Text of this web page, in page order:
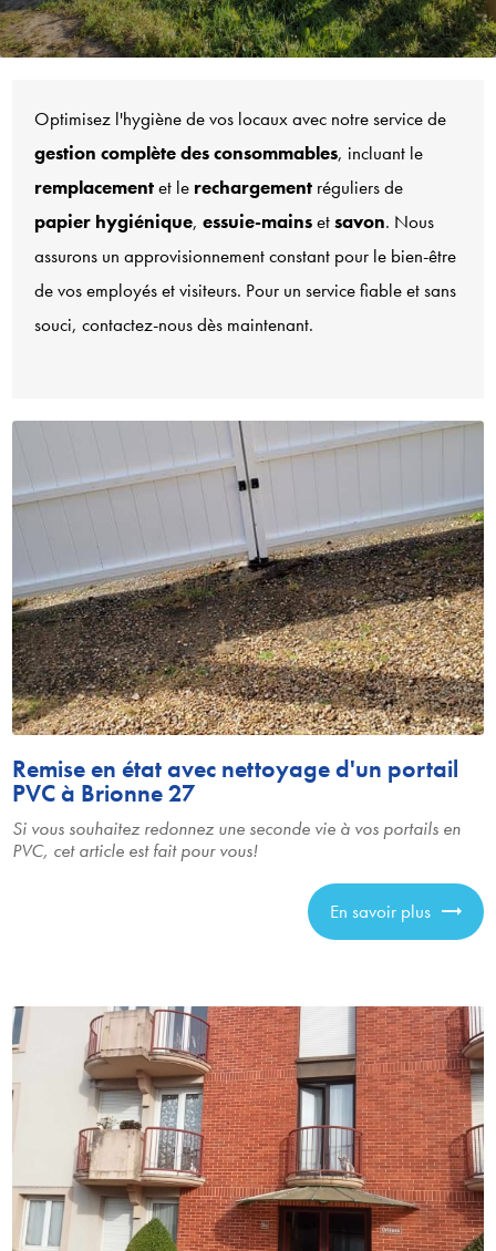
Optimisez l'hygiène de vos locaux avec notre service de
gestion complète des consommables, incluant le
remplacementet le rechargement réguliers de
papier hygiénique,essuie-mainsetsavon. Nous
assurons un approvisionnement constant pour le bien-être
de vos employés et visiteurs. Pour un service fiable et sans
souci, contactez-nous dès maintenant.
Remise en état avec nettoyage d'un portail
PVC à Brionne 27
Si vous souhaitez redonnez une seconde vie à vos portails en
PVC, cet article est fait pour vous!
En savoir plus